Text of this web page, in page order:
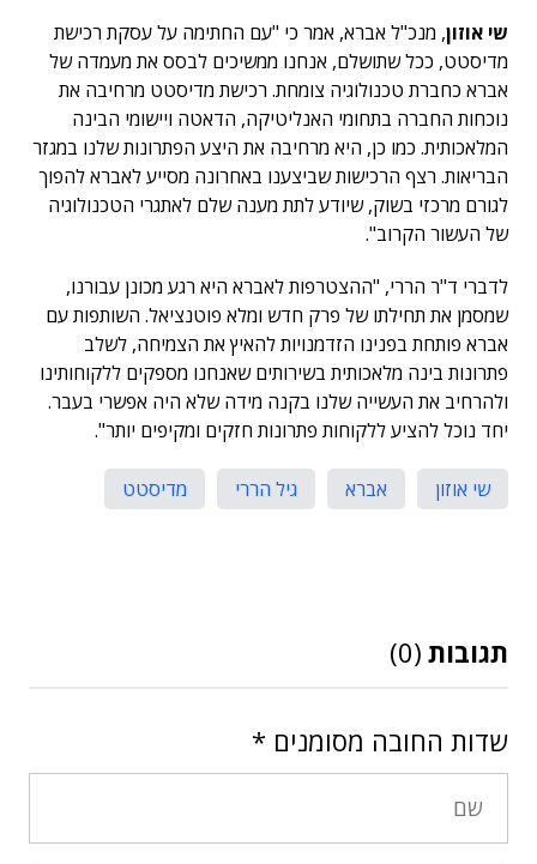
שי אוזון, מנכ"ל אברא, אמר כי "עם החתימה על עסקת רכישת
מדיסטט, ככל שתושלם, אנחנו ממשיכים לבסס את מעמדה של
אברא כחברת טכנולוגיה צומחת. רכישת מדיסטט מרחיבה את
נוכחות החברה בתחומי האנליטיקה, הדאטה ויישומי הבינה
המלאכותית. כמו כן, היא מרחיבה את היצע הפתרונות שלנו במגזר
הבריאות. רצף הרכישות שביצענו באחרונה מסייע לאברא להפוך
לגורם מרכזי בשוק, שיודע לתת מענה שלם לאתגרי הטכנולוגיה
של העשור הקרוב".
לדברי ד"ר הררי, "ההצטרפות לאברא היא רגע מכונן עבורנו,
שמסמן את תחילתו של פרק חדש ומלא פוטנציאל. השותפות עם
אברא פותחת בפנינו הזדמנויות להאיץ את הצמיחה, לשלב
פתרונות בינה מלאכותית בשירותים שאנחנו מספקים ללקוחותינו
ולהרחיב את העשייה שלנו בקנה מידה שלא היה אפשרי בעבר.
יחד נוכל להציע ללקוחות פתרונות חזקים ומקיפים יותר".
שי אוזון אברא גיל הררי מדיסטט
תגובות (0)
שדות החובה מסומנים *